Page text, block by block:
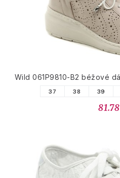
Wild 061P9810-B2 béžové
37 38 39